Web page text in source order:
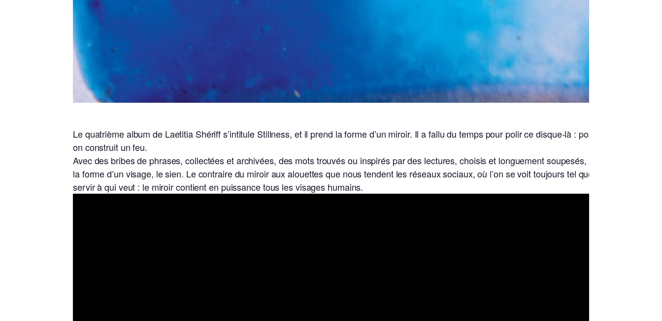
Le quatrième album de Laetitia Shériff s’intitule Stillness, et il prend la forme d’un miroir. Il a fallu du temps pour polir ce disque-là : poser son fardeau,
on construit un feu.
Avec des bribes de phrases, collectées et archivées, des mots trouvés ou inspirés par des lectures, choisis et longuement soupesés, puis mis au
la forme d’un visage, le sien. Le contraire du miroir aux alouettes que nous tendent les réseaux sociaux, où l’on se voit toujours tel que l’on n’est
servir à qui veut : le miroir contient en puissance tous les visages humains.